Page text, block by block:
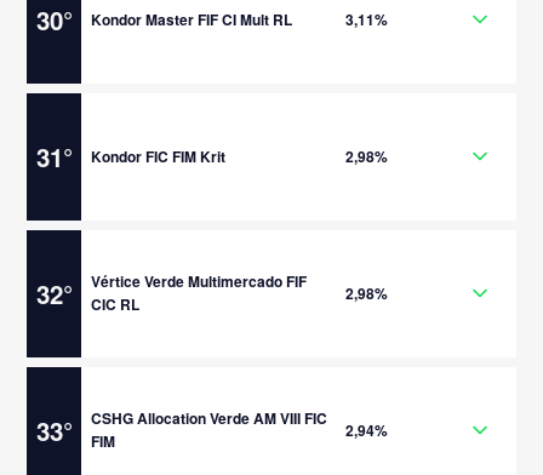
30° Kondor Master FIF CI Mult RL 3,11%
31° Kondor FIC FIM Krit 2,98%
32°
Vértice Verde Multimercado FIF
CIC RL
2,98%
33°
CSHG Allocation Verde AM VIII FIC
FIM
2,94%